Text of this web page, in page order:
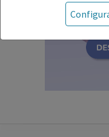
referida a productos
tanto, dirigida a
facultados para
con ejercicio
fármacos se facilita